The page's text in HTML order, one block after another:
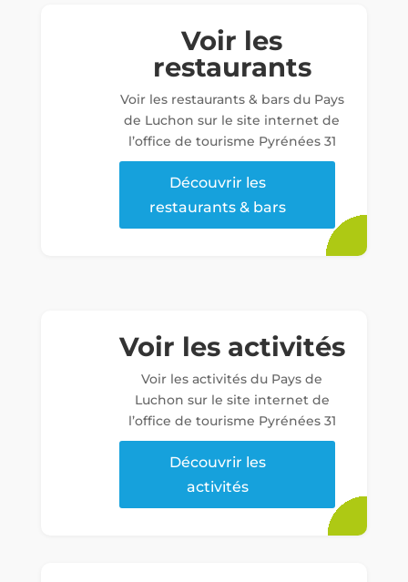
Voir les
restaurants
Voir les restaurants & bars du Pays
de Luchon sur le site internet de
l’office de tourisme Pyrénées 31
Découvrir les
restaurants & bars
Voir les activités
Voir les activités du Pays de
Luchon sur le site internet de
l’office de tourisme Pyrénées 31
Découvrir les
activités